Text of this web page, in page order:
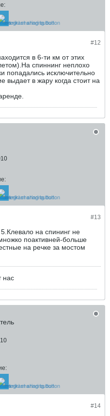
#12
в 6-ти км от этих
спиннинг неплохо
попадались исключительно
выдает в жару когда стоит на
#13
на спининг не
поактивней-больше
на речке за мостом
нас
#14